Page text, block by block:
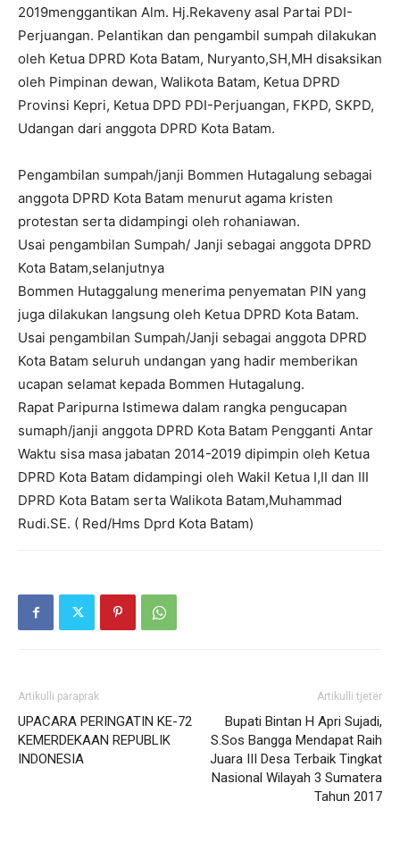
2019menggantikan Alm. Hj.Rekaveny asal Partai PDI-
Perjuangan. Pelantikan dan pengambil sumpah dilakukan
oleh Ketua DPRD Kota Batam, Nuryanto,SH,MH disaksikan
oleh Pimpinan dewan, Walikota Batam, Ketua DPRD
Provinsi Kepri, Ketua DPD PDI-Perjuangan, FKPD, SKPD,
Udangan dari anggota DPRD Kota Batam.
Pengambilan sumpah/janji Bommen Hutagalung sebagai
anggota DPRD Kota Batam menurut agama kristen
protestan serta didampingi oleh rohaniawan.
Usai pengambilan Sumpah/ Janji sebagai anggota DPRD
Kota Batam,selanjutnya
Bommen Hutaggalung menerima penyematan PIN yang
juga dilakukan langsung oleh Ketua DPRD Kota Batam.
Usai pengambilan Sumpah/Janji sebagai anggota DPRD
Kota Batam seluruh undangan yang hadir memberikan
ucapan selamat kepada Bommen Hutagalung.
Rapat Paripurna Istimewa dalam rangka pengucapan
sumaph/janji anggota DPRD Kota Batam Pengganti Antar
Waktu sisa masa jabatan 2014-2019 dipimpin oleh Ketua
DPRD Kota Batam didampingi oleh Wakil Ketua I,II dan III
DPRD Kota Batam serta Walikota Batam,Muhammad
Rudi.SE. ( Red/Hms Dprd Kota Batam)
Artikulli paraprak
UPACARA PERINGATIN KE-72
KEMERDEKAAN REPUBLIK
INDONESIA
Artikulli tjetër
Bupati Bintan H Apri Sujadi,
S.Sos Bangga Mendapat Raih
Juara III Desa Terbaik Tingkat
Nasional Wilayah 3 Sumatera
Tahun 2017